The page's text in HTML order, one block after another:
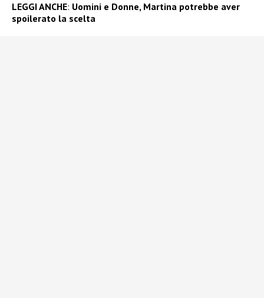
LEGGI ANCHE: Uomini e Donne, Martina potrebbe aver
spoilerato la scelta